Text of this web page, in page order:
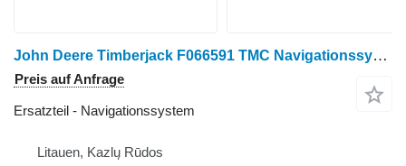
John Deere Timberjack F066591 TMC Navigationssystem für Harvester
Preis auf Anfrage
Ersatzteil - Navigationssystem
Litauen, Kazlų Rūdos